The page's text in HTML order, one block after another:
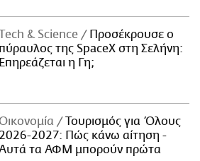
& Science
Προσέκρουσε ο
πύραυλος της SpaceX στη Σελήνη:
Επηρεάζεται η Γη;
Οικονομία
Τουρισμός για Όλους
2026-2027: Πώς κάνω αίτηση -
τα ΑΦΜ μπορούν πρώτα